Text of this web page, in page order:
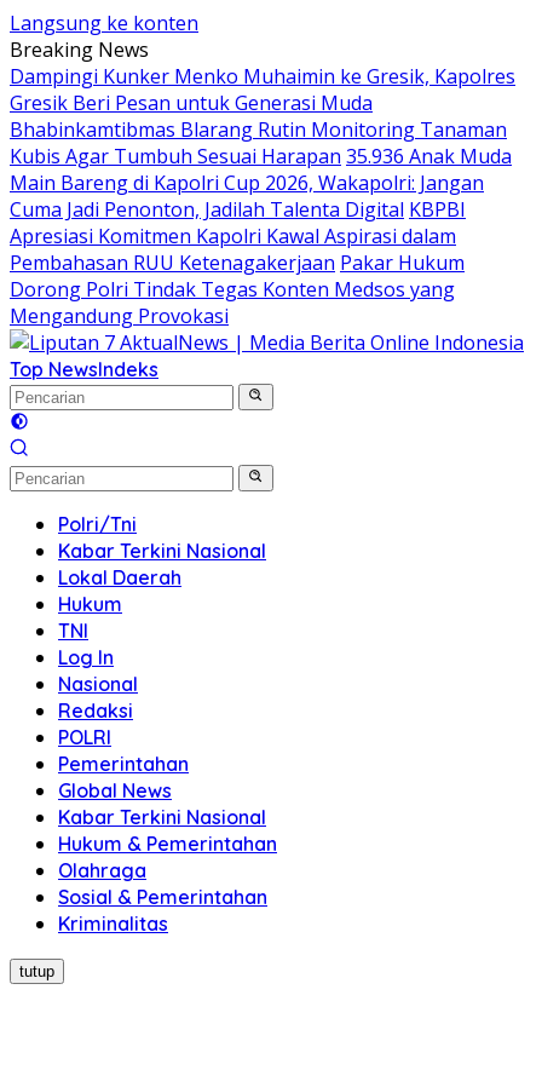
Langsung ke konten
Breaking News
Dampingi Kunker Menko Muhaimin ke Gresik, Kapolres
Gresik Beri Pesan untuk Generasi Muda
Bhabinkamtibmas Blarang Rutin Monitoring Tanaman
Kubis Agar Tumbuh Sesuai Harapan 35.936 Anak Muda
Main Bareng di Kapolri Cup 2026, Wakapolri: Jangan
Cuma Jadi Penonton, Jadilah Talenta Digital KBPBI
Apresiasi Komitmen Kapolri Kawal Aspirasi dalam
Pembahasan RUU Ketenagakerjaan Pakar Hukum
Dorong Polri Tindak Tegas Konten Medsos yang
Mengandung Provokasi
Top NewsIndeks
Polri/Tni
Kabar Terkini Nasional
Lokal Daerah
Hukum
TNI
Log In
Nasional
Redaksi
POLRI
Pemerintahan
Global News
Kabar Terkini Nasional
Hukum & Pemerintahan
Olahraga
Sosial & Pemerintahan
Kriminalitas
tutup